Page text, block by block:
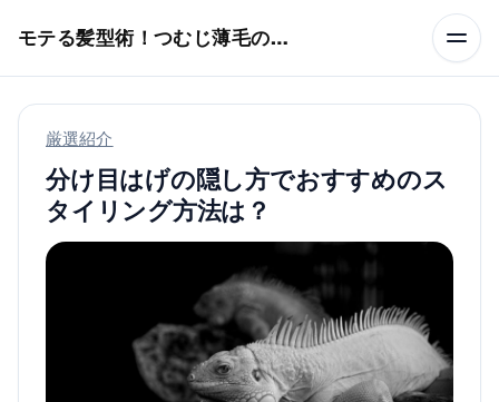
モテる髪型術！つむじ薄毛の隠し方
厳選紹介
分け目はげの隠し方でおすすめのス
タイリング方法は？